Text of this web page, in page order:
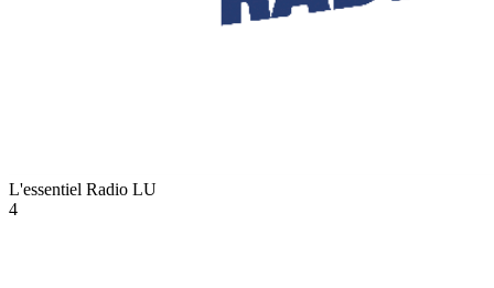
L'essentiel Radio LU
4